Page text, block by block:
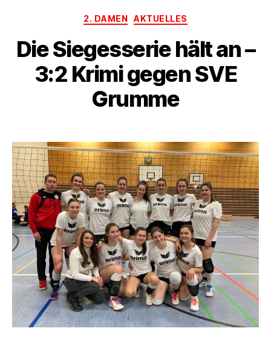
Kategorien
2. DAMEN AKTUELLES
Die Siegesserie hält an –
3:2 Krimi gegen SVE
Grumme